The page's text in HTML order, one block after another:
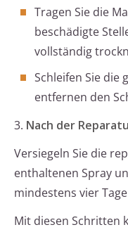
Tragen Sie die
beschädigte
vollständig
Schleifen Sie die
entfernen den
3. Nach der
Versiegeln Sie die
enthaltenen Spray
mindestens vier
Mit diesen Schritten